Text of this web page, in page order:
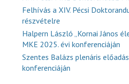
Felhívás a XIV. Pécsi
részvételre
Halpern László „Kornai János
MKE 2025. évi konferenciáján
Szentes Balázs plenáris
konferenciáján